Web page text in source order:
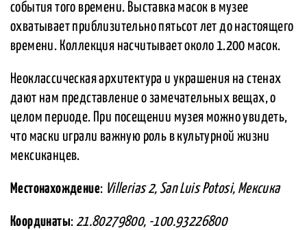
события того времени. Выставка масок в музее
охватывает приблизительно пятьсот лет до настоящего
времени. Коллекция насчитывает около 1.200 масок.
Неоклассическая архитектура и украшения на стенах
дают нам представление о замечательных вещах, о
целом периоде. При посещении музея можно увидеть,
что маски играли важную роль в культурной жизни
мексиканцев.
Местонахождение: Villerias 2, San Luis Potosi, Мексика
Координаты: 21.80279800, -100.93226800